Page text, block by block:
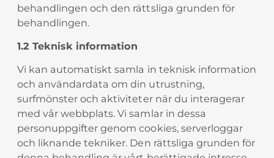
behandlingen och den rättsliga grunden för
behandlingen.
1.2 Teknisk information
Vi kan automatiskt samla in teknisk information
och användardata om din utrustning,
surfmönster och aktiviteter när du interagerar
med vår webbplats. Vi samlar in dessa
personuppgifter genom cookies, serverloggar
och liknande tekniker. Den rättsliga grunden för